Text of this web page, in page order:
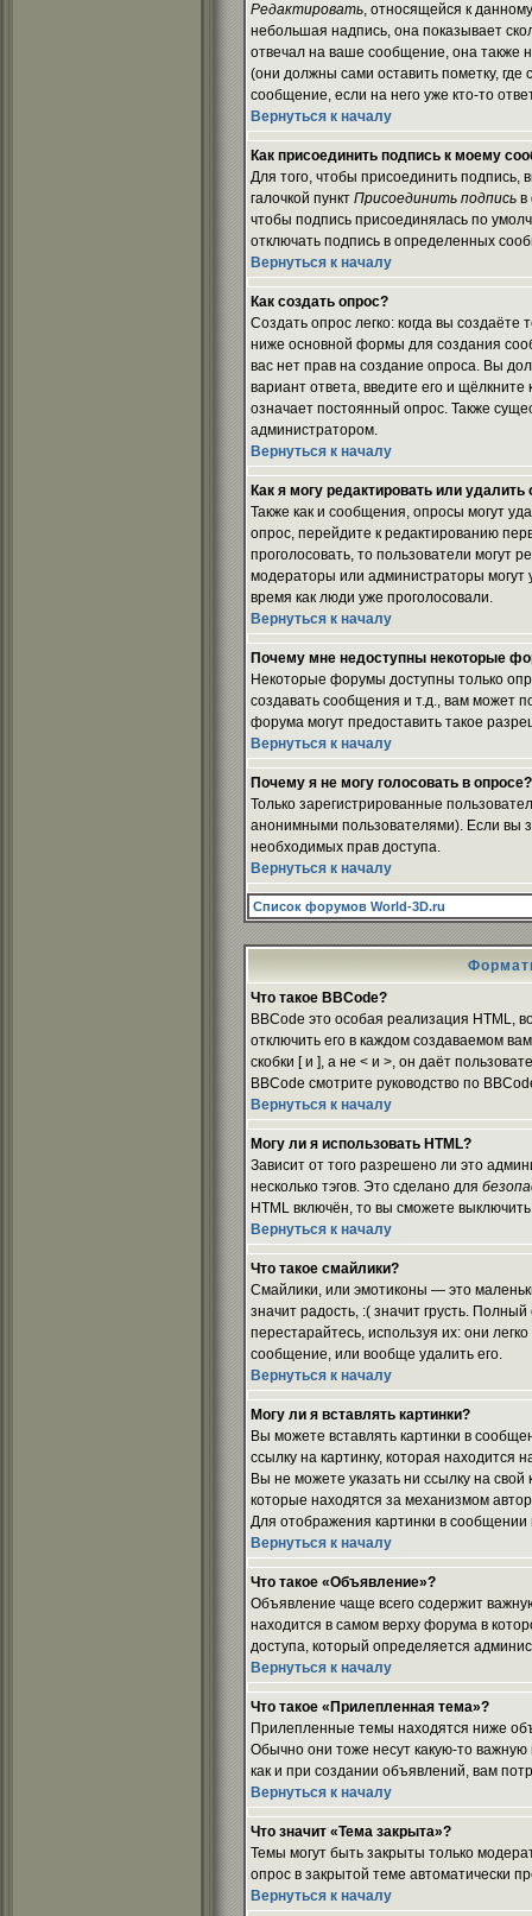
Редактировать, относящейся к
небольшая надпись, она показывает
отвечал на ваше сообщение, она также
(они должны сами оставить пометку, где
сообщение, если на него уже кто-то
Вернуться к началу
Как присоединить подпись к моему
Для того, чтобы присоединить
галочкой пункт Присоединить подпись в
чтобы подпись присоединялась по
отключать подпись в определенных
Вернуться к началу
Как создать опрос?
Создать опрос легко: когда вы
ниже основной формы для создания
вас нет прав на создание опроса. Вы
вариант ответа, введите его и щёлкните
означает постоянный опрос. Также
администратором.
Вернуться к началу
Как я могу редактировать или удалить
Также как и сообщения, опросы могут
опрос, перейдите к редактированию
проголосовать, то пользователи могут
модераторы или администраторы могут
время как люди уже проголосовали.
Вернуться к началу
Почему мне недоступны некоторые
Некоторые форумы доступны только
создавать сообщения и т.д., вам может
форума могут предоставить такое
Вернуться к началу
Почему я не могу голосовать в опросе?
Только зарегистрированные
анонимными пользователями). Если вы
необходимых прав доступа.
Вернуться к началу
Список форумов World-3D.ru
Что такое BBCode?
BBCode это особая реализация HTML,
отключить его в каждом создаваемом
скобки [ и ], а не < и >, он даёт
BBCode смотрите руководство по
Вернуться к началу
Могу ли я использовать HTML?
Зависит от того разрешено ли это
несколько тэгов. Это сделано для
HTML включён, то вы сможете
Вернуться к началу
Что такое смайлики?
Смайлики, или эмотиконы — это
значит радость, :( значит грусть.
перестарайтесь, используя их: они
сообщение, или вообще удалить его.
Вернуться к началу
Могу ли я вставлять картинки?
Вы можете вставлять картинки в
ссылку на картинку, которая
Вы не можете указать ни ссылку на
которые находятся за механизмом
Для отображения картинки в сообщении
Вернуться к началу
Что такое «Объявление»?
Объявление чаще всего содержит
находится в самом верху форума в
доступа, который определяется
Вернуться к началу
Что такое «Прилепленная тема»?
Прилепленные темы находятся ниже
Обычно они тоже несут какую-то важную
как и при создании объявлений, вам
Вернуться к началу
Что значит «Тема закрыта»?
Темы могут быть закрыты только
опрос в закрытой теме автоматически
Вернуться к началу